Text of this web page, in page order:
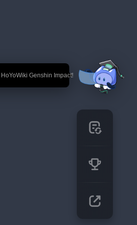
HoYoWiki Genshin Impact!